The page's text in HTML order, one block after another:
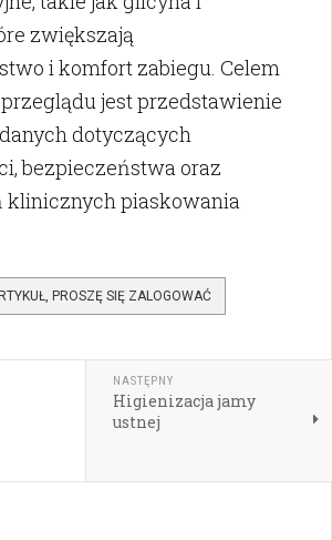
zwiększają
i komfort zabiegu. Celem
jest przedstawienie
dotyczących
bezpieczeństwa oraz
klinicznych piaskowania
PROSZĘ SIĘ ZALOGOWAĆ
NASTĘPNY
Higienizacja jamy
ustnej